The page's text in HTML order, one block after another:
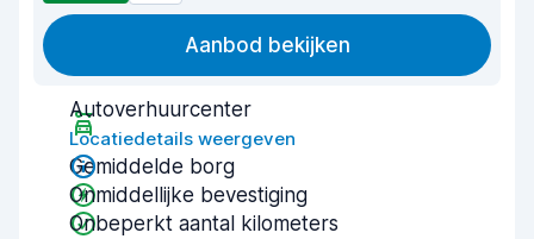
Aanbod bekijken
Autoverhuurcenter
Locatiedetails weergeven
Gemiddelde borg
Onmiddellijke bevestiging
Onbeperkt aantal kilometers